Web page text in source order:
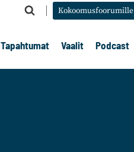
Kokoomusfoorumille
Tapahtumat Vaalit Podcast